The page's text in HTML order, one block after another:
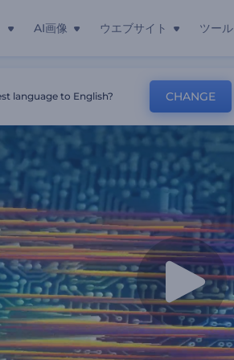
AI画像 ウエブサイト ツール
language to English? CHANGE